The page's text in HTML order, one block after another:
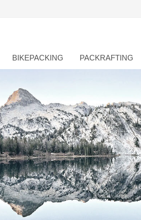
BIKEPACKING PACKRAFTING